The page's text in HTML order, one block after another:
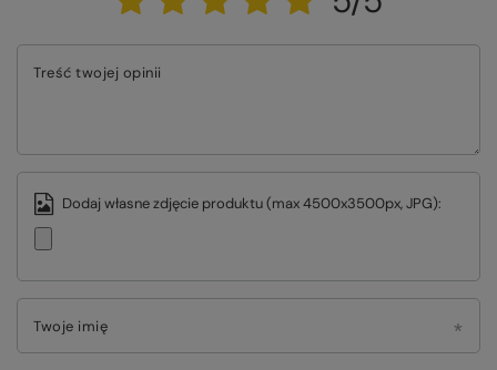
Treść twojej opinii
Dodaj własne zdjęcie produktu (max 4500x3500px, JPG):
Twoje imię